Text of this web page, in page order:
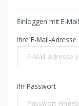
Einloggen mit E-
Ihre E-Mail-Adresse
Ihr Passwort